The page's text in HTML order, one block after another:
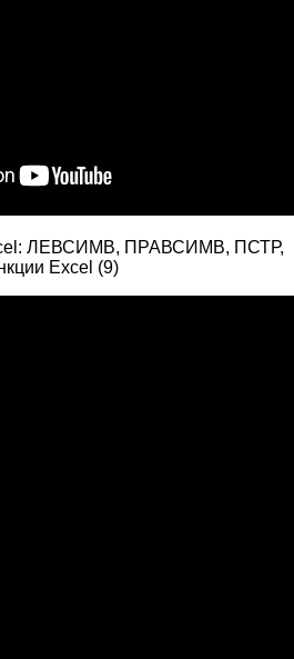
ЛЕВСИМВ, ПРАВСИМВ, ПСТР,
Excel (9)